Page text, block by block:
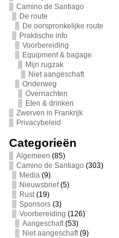
Camino de Santiago
De route
De oorspronkelijke route
Praktische info
Voorbereiding
Equipment & bagage
Mijn rugzak
Niet aangeschaft
Onderweg
Overnachten
Eten & drinken
Zwerven in Frankrijk
Privacybeleid
Categorieën
Algemeen (85)
Camino de Santiago (303)
Media(9)
Nieuwsbrief(5)
Rust(19)
Sponsors(3)
Voorbereiding (126)
Aangeschaft(53)
Niet aangeschaft(9)